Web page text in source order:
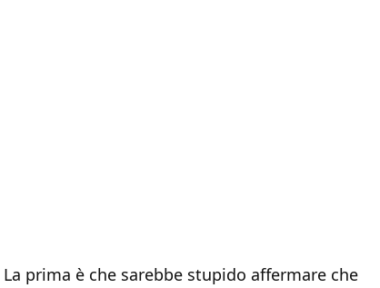
prima è che sarebbe stupido affermare che